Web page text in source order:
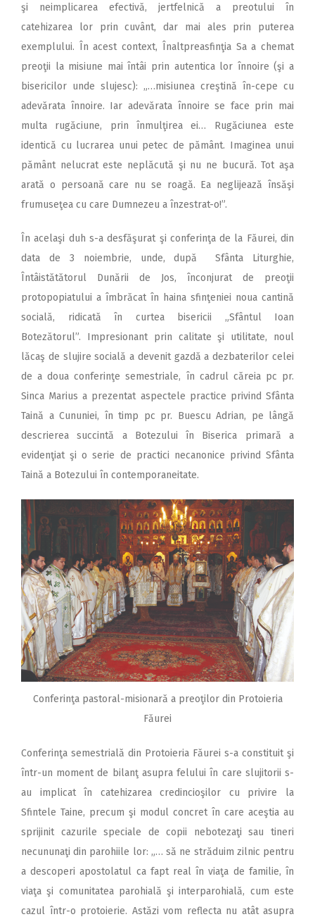
şi neimplicarea efectivă, jertfelnică a preotului în
catehizarea lor prin cuvânt, dar mai ales prin puterea
exemplului. În acest context, Înaltpreasfinţia Sa a chemat
preoţii la misiune mai întâi prin autentica lor înnoire (şi a
bisericilor unde slujesc): „…misiunea creştină în-cepe cu
adevărata înnoire. Iar adevărata înnoire se face prin mai
multa rugăciune, prin înmulţirea ei… Rugăciunea este
identică cu lucrarea unui petec de pământ. Imaginea unui
pământ nelucrat este neplăcută şi nu ne bucură. Tot aşa
arată o persoană care nu se roagă. Ea neglijează însăşi
frumuseţea cu care Dumnezeu a înzestrat-o!”.
În acelaşi duh s-a desfăşurat şi conferinţa de la Făurei, din
data de 3 noiembrie, unde, după Sfânta Liturghie,
Întâistătătorul Dunării de Jos, înconjurat de preoţii
protopopiatului a îmbrăcat în haina sfinţeniei noua cantină
socială, ridicată în curtea bisericii „Sfântul Ioan
Botezătorul”. Impresionant prin calitate şi utilitate, noul
lăcaş de slujire socială a devenit gazdă a dezbaterilor celei
de a doua conferinţe semestriale, în cadrul căreia pc pr.
Sinca Marius a prezentat aspectele practice privind Sfânta
Taină a Cununiei, în timp pc pr. Buescu Adrian, pe lângă
descrierea succintă a Botezului în Biserica primară a
evidenţiat şi o serie de practici necanonice privind Sfânta
Taină a Botezului în contemporaneitate.
Conferinţa pastoral-misionară a preoţilor din Protoieria
Făurei
Conferinţa semestrială din Protoieria Făurei s-a constituit şi
într-un moment de bilanţ asupra felului în care slujitorii s-
au implicat în catehizarea credincioşilor cu privire la
Sfintele Taine, precum şi modul concret în care aceştia au
sprijinit cazurile speciale de copii nebotezaţi sau tineri
necununaţi din parohiile lor: „… să ne străduim zilnic pentru
a descoperi apostolatul ca fapt real în viaţa de familie, în
viaţa şi comunitatea parohială şi interparohială, cum este
cazul într-o protoierie. Astăzi vom reflecta nu atât asupra